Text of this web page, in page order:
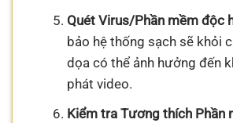
Quét Virus/Phần mềm độc
bảo hệ thống sạch sẽ khỏi
dọa có thể ảnh hưởng đến
phát video.
Kiểm tra Tương thích Phần